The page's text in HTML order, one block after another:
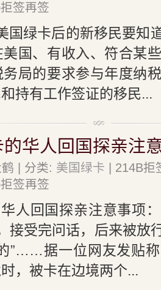
签再签
国绿卡后的新移民要知
国、有收入、符合某
局的要求参与年度纳
持有工作签证的移民...
华人回国探亲注
| 分类: 美国绿卡 | 214B
签再签
人回国探亲注意事项
接受完问话，后来被放
”……据一位网友发贴
，被卡在边境两个...